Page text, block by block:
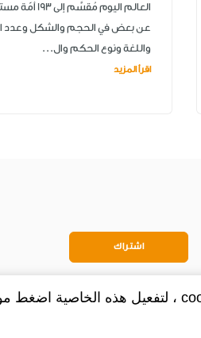
العالم اليوم
عن بعض في الحجم والشكل وعدد
واللغة ونوع الحكم وال...
اقرأ المزيد
اشتراك